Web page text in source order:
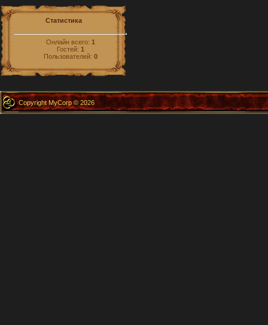
Статистика
Онлайн всего: 1
Гостей: 1
Пользователей: 0
Copyright MyCorp © 2026